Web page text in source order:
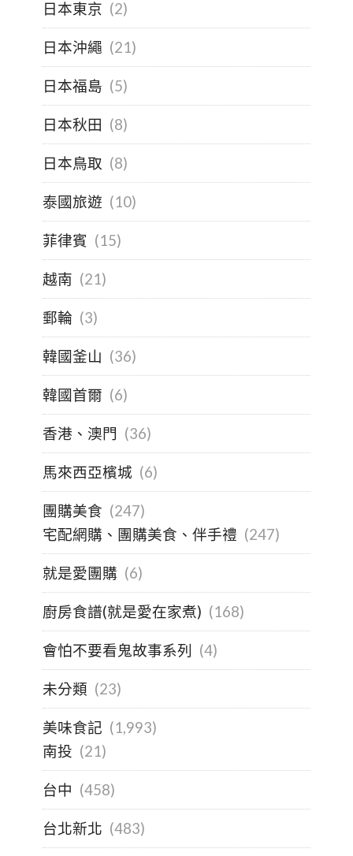
日本東京 (2)
日本沖繩 (21)
日本福島 (5)
日本秋田 (8)
日本鳥取 (8)
泰國旅遊 (10)
菲律賓 (15)
越南 (21)
郵輪 (3)
韓國釜山 (36)
韓國首爾 (6)
香港、澳門 (36)
馬來西亞檳城 (6)
團購美食 (247)
宅配網購、團購美食、伴手禮 (247)
就是愛團購 (6)
廚房食譜(就是愛在家煮) (168)
會怕不要看鬼故事系列 (4)
未分類 (23)
美味食記 (1,993)
南投 (21)
台中 (458)
台北新北 (483)